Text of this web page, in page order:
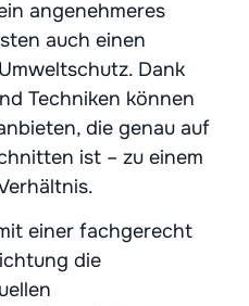
angenehmeres
auch einen
Dank
Techniken können
die genau auf
ist – zu einem
einer fachgerecht
die